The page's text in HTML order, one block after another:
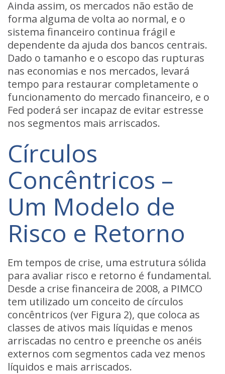
Ainda assim, os mercados não estão de
forma alguma de volta ao normal, e o
sistema financeiro continua frágil e
dependente da ajuda dos bancos centrais.
Dado o tamanho e o escopo das rupturas
nas economias e nos mercados, levará
tempo para restaurar completamente o
funcionamento do mercado financeiro, e o
Fed poderá ser incapaz de evitar estresse
nos segmentos mais arriscados.
Círculos
Concêntricos –
Um Modelo de
Risco e Retorno
Em tempos de crise, uma estrutura sólida
para avaliar risco e retorno é fundamental.
Desde a crise financeira de 2008, a PIMCO
tem utilizado um conceito de círculos
concêntricos (ver Figura 2), que coloca as
classes de ativos mais líquidas e menos
arriscadas no centro e preenche os anéis
externos com segmentos cada vez menos
líquidos e mais arriscados.